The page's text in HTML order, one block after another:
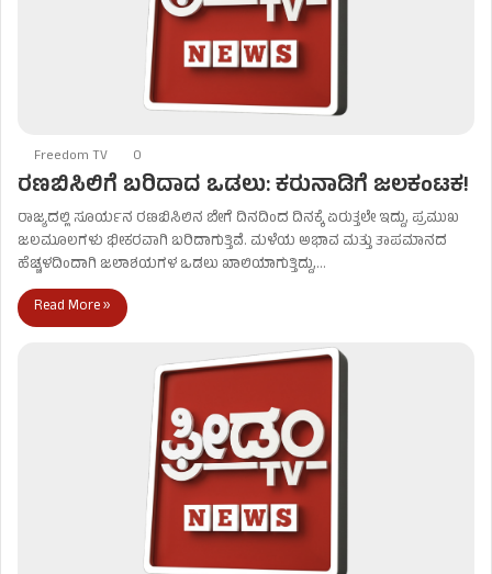
Freedom TV 0
ರಣಬಿಸಿಲಿಗೆ ಬರಿದಾದ ಒಡಲು: ಕರುನಾಡಿಗೆ ಜಲಕಂಟಕ!
ರಾಜ್ಯದಲ್ಲಿ ಸೂರ್ಯನ ರಣಬಿಸಿಲಿನ ಬೇಗೆ ದಿನದಿಂದ ದಿನಕ್ಕೆ ಏರುತ್ತಲೇ ಇದ್ದು, ಪ್ರಮುಖ
ಜಲಮೂಲಗಳು ಭೀಕರವಾಗಿ ಬರಿದಾಗುತ್ತಿವೆ. ಮಳೆಯ ಅಭಾವ ಮತ್ತು ತಾಪಮಾನದ
ಹೆಚ್ಚಳದಿಂದಾಗಿ ಜಲಾಶಯಗಳ ಒಡಲು ಖಾಲಿಯಾಗುತ್ತಿದ್ದು,…
Read More »